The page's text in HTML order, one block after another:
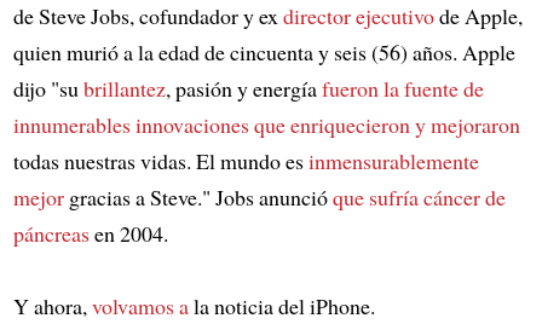
de Steve Jobs, cofundador y exdirector ejecutivode Apple,
quien murió a la edad de cincuenta y seis (56) años. Apple
dijo "subrillantez, pasión y energíafueron la fuente de
innumerables innovacionesque enriquecieron y mejoraron
todas nuestras vidas. El mundo esinmensurablemente
mejorgracias a Steve." Jobs anuncióque sufría cáncer de
páncreasen 2004.
Y ahora,volvamos ala noticia del iPhone.